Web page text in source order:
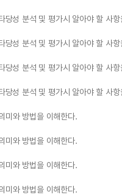
당성 분석 및 평가시 알아야 할 사항
당성 분석 및 평가시 알아야 할 사항
당성 분석 및 평가시 알아야 할 사항
당성 분석 및 평가시 알아야 할 사항
미와 방법을 이해한다.
미와 방법을 이해한다.
미와 방법을 이해한다.
미와 방법을 이해한다.